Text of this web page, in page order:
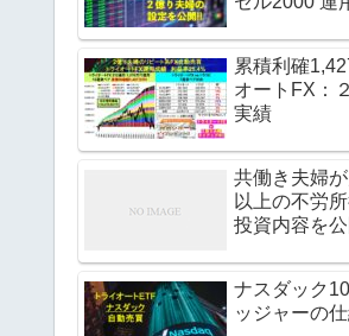
累積利確
オートFX：
実績
共働き夫婦
以上の不労
投資内容を
ナスダック
ッジャーの